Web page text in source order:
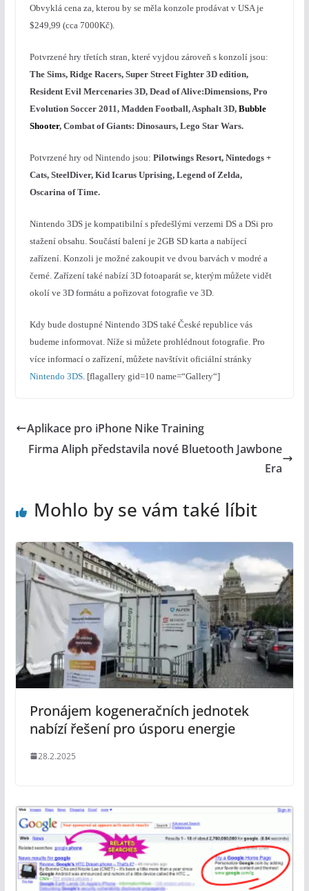
Obvyklá cena za, kterou by se měla konzole prodávat v USA je
$249,99 (cca 7000Kč).
Potvrzené hry třetích stran, které vyjdou zároveň s konzolí jsou:
The Sims, Ridge Racers, Super Street Fighter 3D edition,
Resident Evil Mercenaries 3D, Dead of Alive:Dimensions, Pro
Evolution Soccer 2011, Madden Football, Asphalt 3D, Bubble
Shooter, Combat of Giants: Dinosaurs, Lego Star Wars.
Potvrzené hry od Nintendo jsou: Pilotwings Resort, Nintedogs +
Cats, SteelDiver, Kid Icarus Uprising, Legend of Zelda,
Oscarina of Time.
Nintendo 3DS je kompatibilní s předešlými verzemi DS a DSi pro
stažení obsahu. Součástí balení je 2GB SD karta a nabíjecí
zařízení. Konzoli je možné zakoupit ve dvou barvách v modré a
černé. Zařízení také nabízí 3D fotoaparát se, kterým můžete vidět
okolí ve 3D formátu a pořizovat fotografie ve 3D.
Kdy bude dostupné Nintendo 3DS také České republice vás
budeme informovat. Níže si můžete prohlédnout fotografie. Pro
více informací o zařízení, můžete navštívit oficiální stránky
Nintendo 3DS. [flagallery gid=10 name=“Gallery“]
Aplikace pro iPhone Nike Training
Firma Aliph představila nové Bluetooth Jawbone
Era
Mohlo by se vám také líbit
Pronájem kogeneračních jednotek
nabízí řešení pro úsporu energie
28.2.2025